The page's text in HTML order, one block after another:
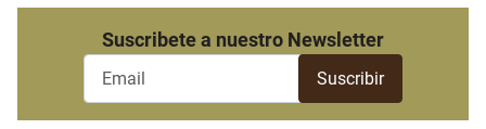
Suscribete a nuestro Newsletter